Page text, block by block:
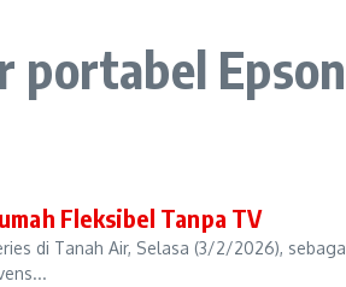
portabel Epson
Fleksibel Tanpa TV
di Tanah Air, Selasa (3/2/2026),